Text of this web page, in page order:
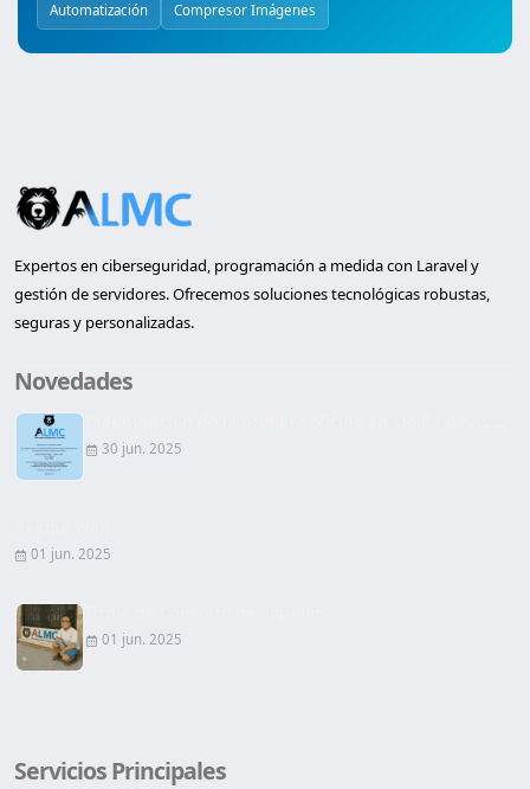
Automatización Compresor Imágenes
Expertos en ciberseguridad, programación a medida con Laravel y
gestión de servidores. Ofrecemos soluciones tecnológicas robustas,
seguras y personalizadas.
Novedades
30 jun. 2025
01 jun. 2025
01 jun. 2025
Servicios Principales